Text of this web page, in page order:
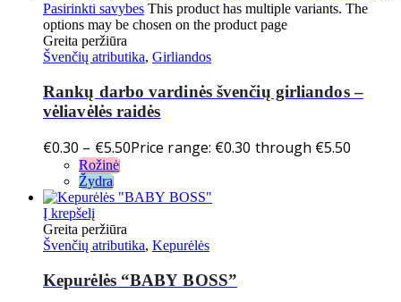
Pasirinkti savybes This product has multiple variants. The
options may be chosen on the product page
Greita peržiūra
Švenčių atributika, Girliandos
Rankų darbo vardinės švenčių girliandos –
vėliavėlės raidės
€0.30 – €5.50Price range: €0.30 through €5.50
Rožinė
Žydra
Į krepšelį
Greita peržiūra
Švenčių atributika, Kepurėlės
Kepurėlės “BABY BOSS”